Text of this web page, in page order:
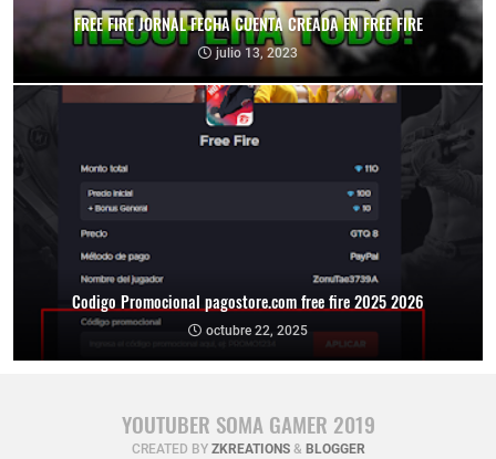
FREE FIRE JORNAL FECHA CUENTA CREADA EN FREE FIRE
julio 13, 2023
Codigo Promocional pagostore.com free fire 2025 2026
octubre 22, 2025
YOUTUBER SOMA GAMER 2019
CREATED BY ZKREATIONS& BLOGGER